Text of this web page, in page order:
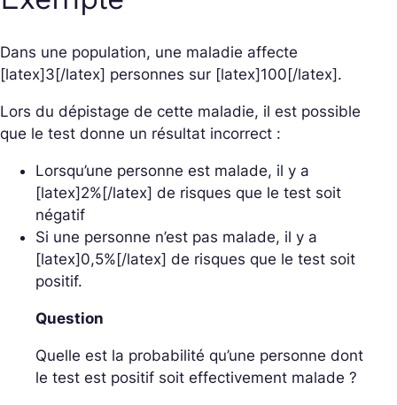
Dans une population, une maladie affecte
[latex]3[/latex] personnes sur [latex]100[/latex].
Lors du dépistage de cette maladie, il est possible
que le test donne un résultat incorrect :
Lorsqu’une personne est malade, il y a
[latex]2%[/latex] de risques que le test soit
négatif
Si une personne n’est pas malade, il y a
[latex]0,5%[/latex] de risques que le test soit
positif.
Question
Quelle est la probabilité qu’une personne dont
le test est positif soit effectivement malade ?